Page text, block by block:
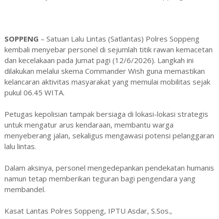
SOPPENG – Satuan Lalu Lintas (Satlantas) Polres Soppeng
kembali menyebar personel di sejumlah titik rawan kemacetan
dan kecelakaan pada Jumat pagi (12/6/2026). Langkah ini
dilakukan melalui skema Commander Wish guna memastikan
kelancaran aktivitas masyarakat yang memulai mobilitas sejak
pukul 06.45 WITA.
Petugas kepolisian tampak bersiaga di lokasi-lokasi strategis
untuk mengatur arus kendaraan, membantu warga
menyeberang jalan, sekaligus mengawasi potensi pelanggaran
lalu lintas.
Dalam aksinya, personel mengedepankan pendekatan humanis
namun tetap memberikan teguran bagi pengendara yang
membandel.
Kasat Lantas Polres Soppeng, IPTU Asdar, S.Sos.,